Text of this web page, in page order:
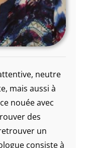
neutre
mais aussi à
nouée avec
des
un
consiste à